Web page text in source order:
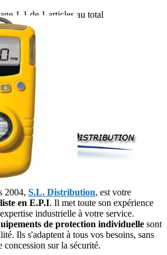
1-1 de 1 articles au total

2004, S.L. Distribution, est votre
en E.P.I. Il met toute son expérience
industrielle à votre service.
de protection individuelle sont
Ils s'adaptent à tous vos besoins, sans
concession sur la sécurité.